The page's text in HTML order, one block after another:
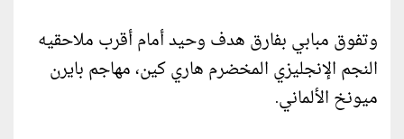
وتفوق مبابي بفارق هدف وحيد أمام أقرب ملاحقيه
النجم الإنجليزي المخضرم هاري كين، مهاجم بايرن
ميونخ الألماني.